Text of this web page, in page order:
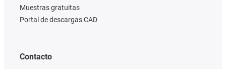
Muestras gratuitas
Portal de descargas CAD
Contacto